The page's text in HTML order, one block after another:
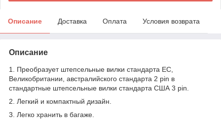
Описание Доставка Оплата Условия возврата
Описание
1. Преобразует штепсельные вилки стандарта ЕС,
Великобритании, австралийского стандарта 2 pin в
стандартные штепсельные вилки стандарта США 3 pin.
2. Легкий и компактный дизайн.
3. Легко хранить в багаже.